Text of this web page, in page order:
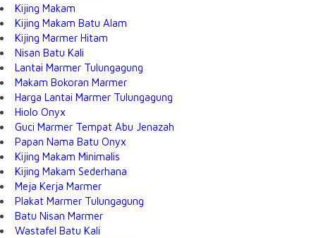
Kijing Makam
Kijing Makam Batu Alam
Kijing Marmer Hitam
Nisan Batu Kali
Lantai Marmer Tulungagung
Makam Bokoran Marmer
Harga Lantai Marmer Tulungagung
Hiolo Onyx
Guci Marmer Tempat Abu Jenazah
Papan Nama Batu Onyx
Kijing Makam Minimalis
Kijing Makam Sederhana
Meja Kerja Marmer
Plakat Marmer Tulungagung
Batu Nisan Marmer
Wastafel Batu Kali